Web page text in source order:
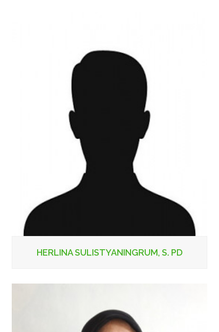
HERLINA SULISTYANINGRUM, S. PD